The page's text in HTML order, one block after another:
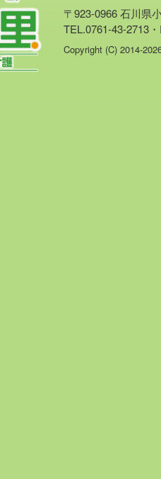
〒923-0966 石川県
TEL.0761-43-2713
Copyright (C) 2014-